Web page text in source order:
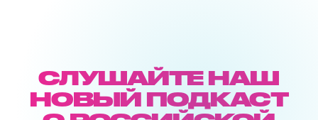
СЛУШАЙТЕ НАШ
НОВЫЙ ПОДКАСТ